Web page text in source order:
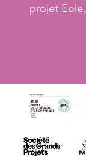
projet Eole,